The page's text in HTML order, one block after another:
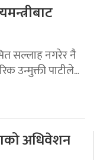
सल्लाह नगरेर नै
उन्मुक्ती पाटीले...
अधिवेशन